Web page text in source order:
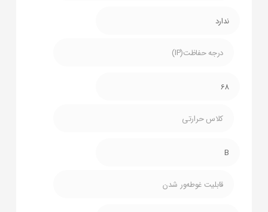
ندارد
درجه حفاظت(IP)
68
کلاس حرارتی
B
قابلیت غوطه‌ور شدن